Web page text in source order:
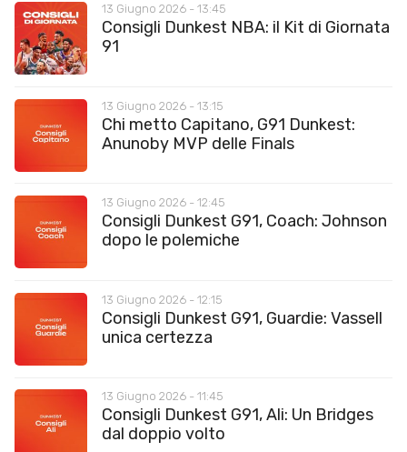
13 Giugno 2026 - 13:45
Consigli Dunkest NBA: il Kit di Giornata
91
13 Giugno 2026 - 13:15
Chi metto Capitano, G91 Dunkest:
Anunoby MVP delle Finals
13 Giugno 2026 - 12:45
Consigli Dunkest G91, Coach: Johnson
dopo le polemiche
13 Giugno 2026 - 12:15
Consigli Dunkest G91, Guardie: Vassell
unica certezza
13 Giugno 2026 - 11:45
Consigli Dunkest G91, Ali: Un Bridges
dal doppio volto